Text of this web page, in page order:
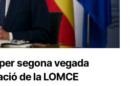
segona vegada
de la LOMCE